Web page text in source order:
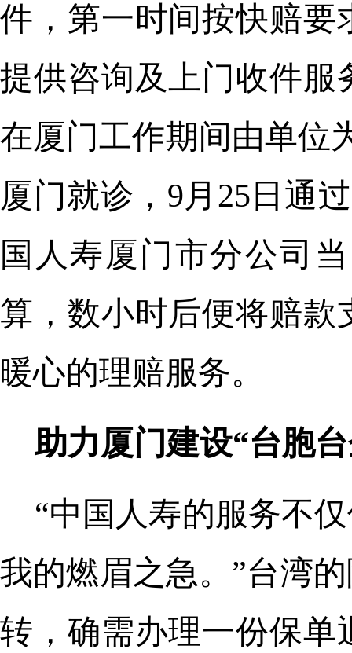
件，第一时间按快赔要
提供咨询及上门收件服
在厦门工作期间由单位
厦门就诊，9月25日通
国人寿厦门市分公司
算，数小时后便将赔
暖心的理赔服务。
助力厦门建设“台胞
“中国人寿的服务不
我的燃眉之急。”台湾
转，确需办理一份保单